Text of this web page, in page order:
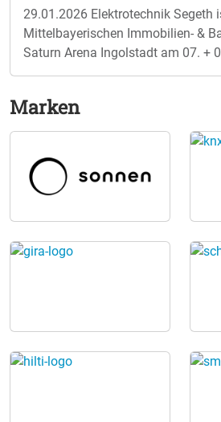
29.01.2026 Elektrotechnik Segeth
Mittelbayerischen Immobilien- &
Saturn Arena Ingolstadt am 07. +
Energiesparen und moderne
besonderer Schwerpunkt liegt auf
Stromspeichern, Wärmepumpen
Sanierung. Ergänzt wird die Messe
informatives Vortragsprogramm
Vortrag: Alles rund um Photovoltaik Samstag
Sonntag hält Sebastian Segeth
Weiterbetrieb von Photovoltaik-
Marken